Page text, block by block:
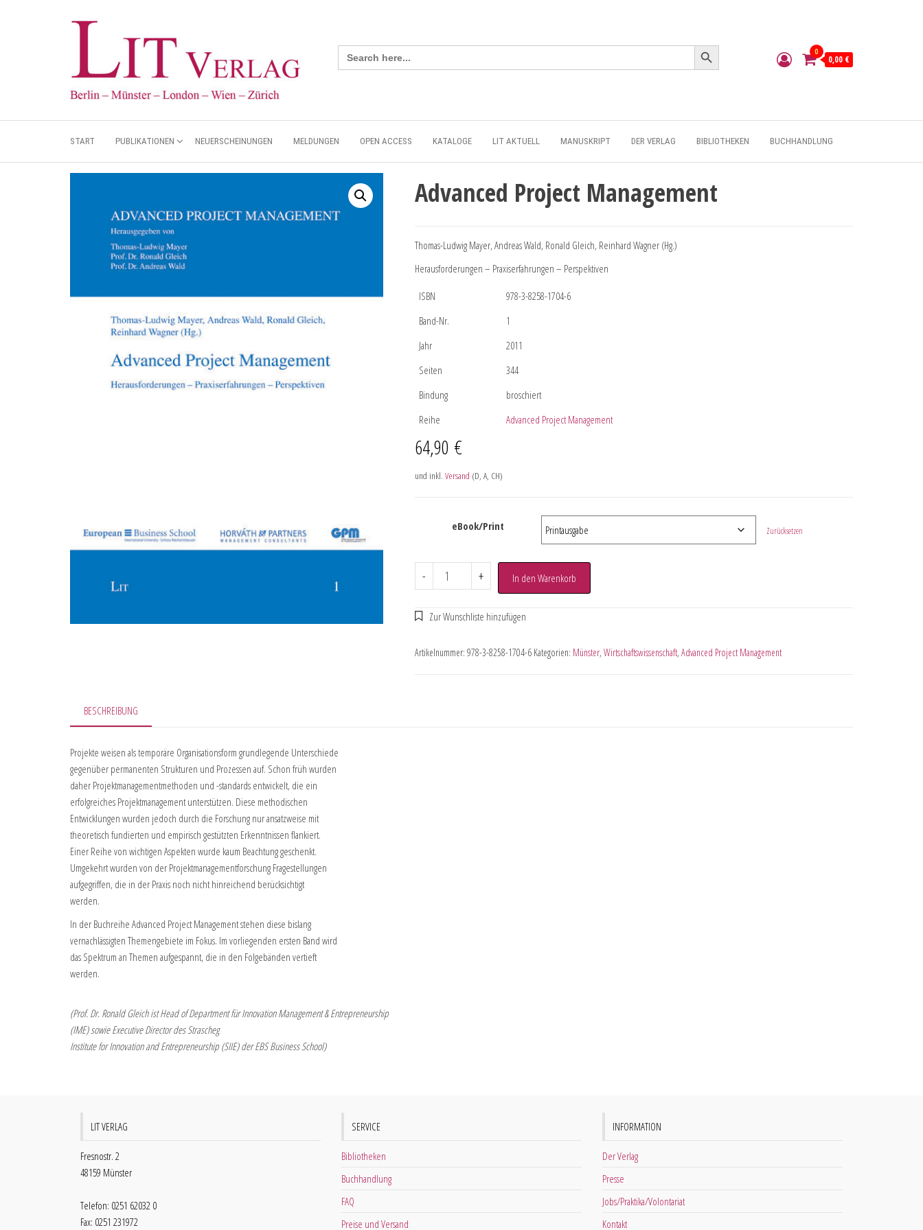
Search
for:
Search Button
0
0,00 €
START PUBLIKATIONEN NEUERSCHEINUNGEN MELDUNGEN OPEN ACCESS KATALOGE LIT AKTUELL MANUSKRIPT DER VERLAG BIBLIOTHEKEN BUCHHANDLUNG
Advanced Project Management
Thomas-Ludwig Mayer, Andreas Wald, Ronald Gleich, Reinhard Wagner (Hg.)
Herausforderungen – Praxiserfahrungen – Perspektiven
ISBN
978-3-8258-1704-6
Band-Nr.
1
Jahr
2011
Seiten
344
Bindung
broschiert
Reihe
Advanced Project Management
64,90 €
und inkl. Versand (D, A, CH)
eBook/Print Zurücksetzen
- + In den Warenkorb
Artikelnummer: 978-3-8258-1704-6 Kategorien: Münster, Wirtschaftswissenschaft, Advanced Project Management
BESCHREIBUNG
Projekte weisen als temporäre Organisationsform grundlegende Unterschiede
gegenüber permanenten Strukturen und Prozessen auf. Schon früh wurden
daher Projektmanagementmethoden und -standards entwickelt, die ein
erfolgreiches Projektmanagement unterstützen. Diese methodischen
Entwicklungen wurden jedoch durch die Forschung nur ansatzweise mit
theoretisch fundierten und empirisch gestützten Erkenntnissen flankiert.
Einer Reihe von wichtigen Aspekten wurde kaum Beachtung geschenkt.
Umgekehrt wurden von der Projektmanagementforschung Fragestellungen
aufgegriffen, die in der Praxis noch nicht hinreichend berücksichtigt
werden.
In der Buchreihe Advanced Project Management stehen diese bislang
vernachlässigten Themengebiete im Fokus. Im vorliegenden ersten Band wird
das Spektrum an Themen aufgespannt, die in den Folgebänden vertieft
werden.
(Prof. Dr. Ronald Gleich ist Head of Department für Innovation Management & Entrepreneurship
(IME) sowie Executive Director des Strascheg
Institute for Innovation and Entrepreneurship (SIIE) der EBS Business School)
LIT VERLAG
Fresnostr. 2
48159 Münster
Telefon: 0251 62032 0
Fax: 0251 231972
SERVICE
Bibliotheken
Buchhandlung
FAQ
Preise und Versand
INFORMATION
Der Verlag
Presse
Jobs/Praktika/Volontariat
Kontakt